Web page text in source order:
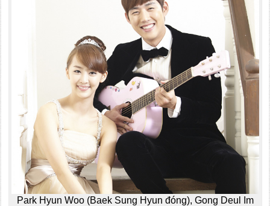
Park Hyun Woo (Baek Sung Hyun đóng), Gong Deul Im